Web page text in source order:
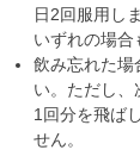
日2回服用し
いずれの場合
飲み忘れた場
い。ただし
1回分を飛ば
せん。